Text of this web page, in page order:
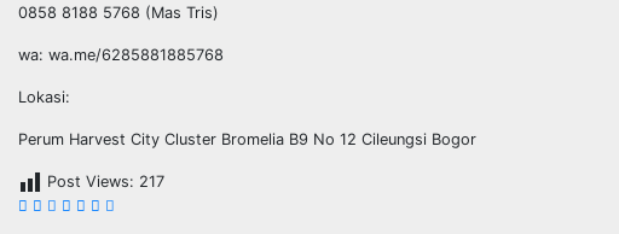
0858 8188 5768 (Mas Tris)
wa: wa.me/6285881885768
Lokasi:
Perum Harvest City Cluster Bromelia B9 No 12 Cileungsi Bogor
Post Views: 217